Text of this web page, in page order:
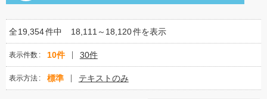
全19,354件中 18,111～18,120件を表示
表示件数 10件 30件
表示方法 標準 テキストのみ